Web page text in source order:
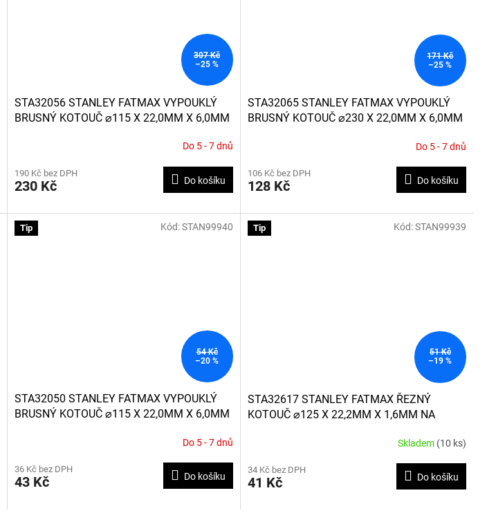
307 Kč
–25 %
STA32056 STANLEY FATMAX VYPOUKLÝ
BRUSNÝ KOTOUČ ⌀115 X 22,0MM X 6,0MM
Do 5 - 7 dnů
190 Kč bez DPH
230 Kč Do košíku
171 Kč
–25 %
STA32065 STANLEY FATMAX VYPOUKLÝ
BRUSNÝ KOTOUČ ⌀230 X 22,0MM X 6,0MM
Do 5 - 7 dnů
106 Kč bez DPH
128 Kč Do košíku
Tip
54 Kč
–20 %
STA32050 STANLEY FATMAX VYPOUKLÝ
BRUSNÝ KOTOUČ ⌀115 X 22,0MM X 6,0MM
Do 5 - 7 dnů
36 Kč bez DPH
43 Kč Do košíku
Kód:STAN99940 Tip
51 Kč
–19 %
STA32617 STANLEY FATMAX ŘEZNÝ
KOTOUČ ⌀125 X 22,2MM X 1,6MM NA
Skladem (10 ks)
34 Kč bez DPH
41 Kč Do košíku
Kód:STAN99939